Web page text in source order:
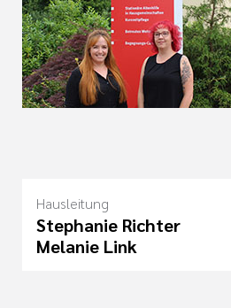
Hausleitung
Stephanie Richter
Melanie Link